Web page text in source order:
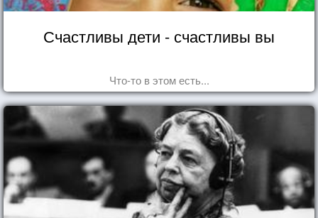
Счастливы дети - счастливы вы
Что-то в этом есть...